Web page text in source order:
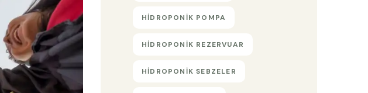
HIDROPONIK POMPA
HIDROPONIK REZERVUAR
HIDROPONIK SEBZELER